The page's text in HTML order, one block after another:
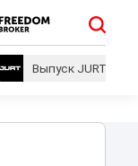
Выпуск JURT